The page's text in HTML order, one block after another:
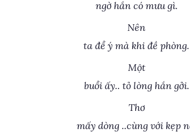
ngờ hắn có mưu gì.
Nên
ta để ý mà khi đề phòng.
Một
buổi ấy.. tỏ lòng hắn gởi.
Thơ
mấy dòng ..cùng với kẹp